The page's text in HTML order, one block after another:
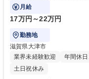
月給
17万円～22万円
勤務地
滋賀県大津市
業界未経験歓迎
年間休
土日祝休み